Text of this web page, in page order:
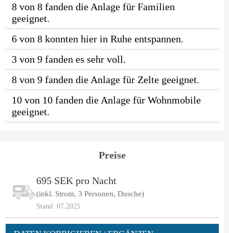
8 von 8 fanden die Anlage für Familien
geeignet.
6 von 8 konnten hier in Ruhe entspannen.
3 von 9 fanden es sehr voll.
8 von 9 fanden die Anlage für Zelte geeignet.
10 von 10 fanden die Anlage für Wohnmobile
geeignet.
Preise
695 SEK pro Nacht
(inkl. Strom, 3 Personen, Dusche)
Stand: 07.2025